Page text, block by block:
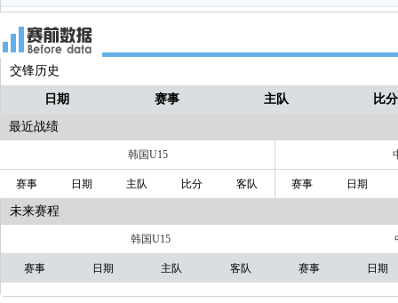
交锋历史
日期 赛事 主队 比分
最近战绩
韩国U15
赛事 日期 主队 比分 客队 赛事 日期
未来赛程
韩国U15
赛事 日期 主队 客队 赛事 日期